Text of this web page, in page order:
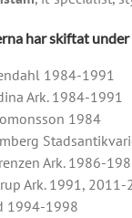
har skiftat
1984-1991
Ark. 1984-1991
1984
Ark. 1986-
Ark. 1991, 2011-
1994-1998